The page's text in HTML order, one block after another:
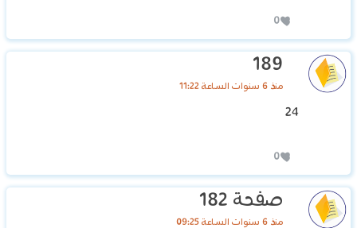
0
189
منذ 6 سنوات الساعة 11:22
24
0
صفحة 182
منذ 6 سنوات الساعة 09:25